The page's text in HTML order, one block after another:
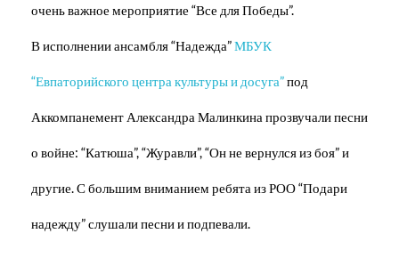
очень важное мероприятие “Все для Победы”.
В исполнении ансамбля “Надежда”МБУК
“Евпаторийского центра культуры и досуга”под
Аккомпанемент Александра Малинкина прозвучали песни
о войне: “Катюша”, “Журавли”, “Он не вернулся из боя” и
другие. С большим вниманием ребята из РОО “Подари
надежду” слушали песни и подпевали.